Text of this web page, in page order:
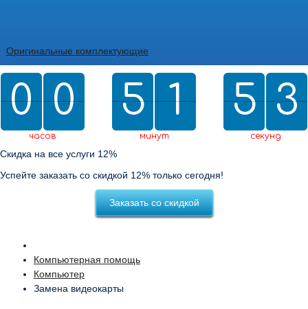
Оригинальные комплектующие
0
0 0
0
часов
5
5 2
1
1
2
минут
0
5
5
0 3
2
2
3
секунд
Скидка на все услуги 12%
Успейте заказать со скидкой 12% только сегодня!
Заказать со скидкой
Компьютерная помощь
Компьютер
Замена видеокарты